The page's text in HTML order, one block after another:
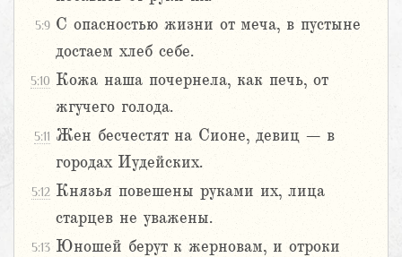
5:9 С опасностью жизни от меча, в пустыне
достаем хлеб себе.
5:10 Кожа наша почернела, как печь, от
жгучего голода.
5:11 Жен бесчестят на Сионе, девиц – в
городах Иудейских.
5:12 Князья повешены руками их, лица
старцев не уважены.
5:13 Юношей берут к жерновам, и отроки